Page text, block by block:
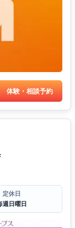
体験・相談予約
定休日
週日曜日